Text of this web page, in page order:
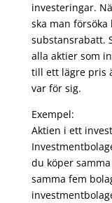
investeringar.
ska man
substansrabatt.
alla aktier som
till ett lägre pris
var för sig.
Exempel:
Aktien i ett
du köper
samma fem